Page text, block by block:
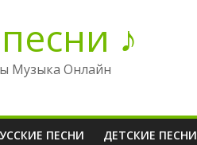
♪
Музыка Онлайн
ПЕСНИ ДЕТСКИЕ ПЕСНИ